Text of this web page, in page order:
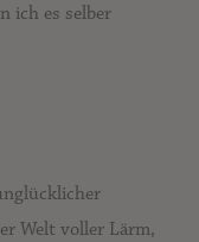
ich es selber
Welt voller Lärm,